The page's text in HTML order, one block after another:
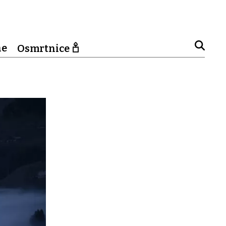
Osmrtnice